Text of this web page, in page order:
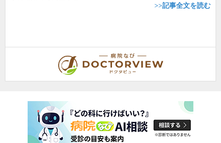
>>記事全文を読む